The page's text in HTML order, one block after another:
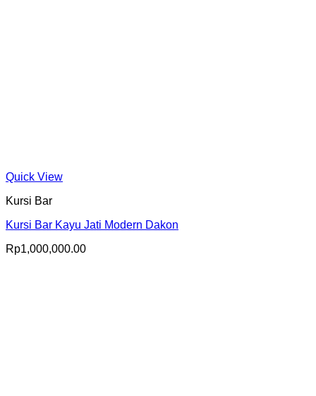
Quick View
Kursi Bar
Kursi Bar Kayu Jati Modern Dakon
Rp1,000,000.00